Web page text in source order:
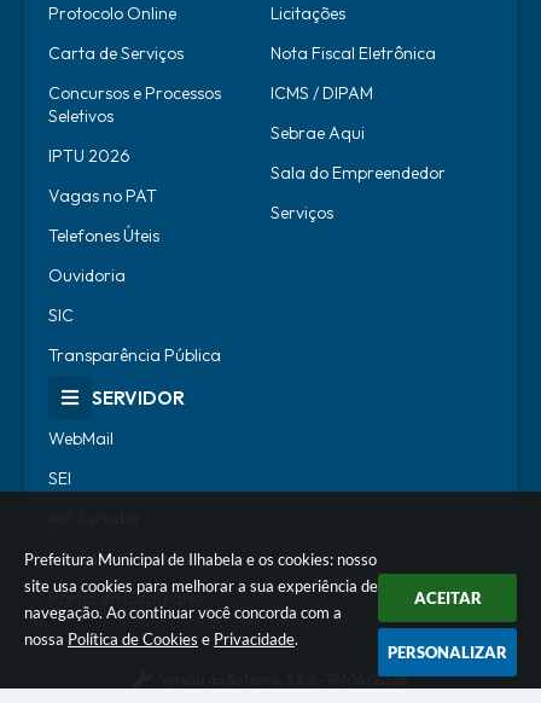
Prefeitura Municipal de Ilhabela e os cookies: nosso
site usa cookies para melhorar a sua experiência de
navegação. Ao continuar você concorda com a
nossa Política de Cookies e Privacidade.
ACEITAR
PERSONALIZAR
Protocolo Online
Carta de Serviços
Concursos e Processos
Seletivos
IPTU 2026
Vagas no PAT
Telefones Úteis
Ouvidoria
SIC
Transparência Pública
Licitações
Nota Fiscal Eletrônica
ICMS / DIPAM
Sebrae Aqui
Sala do Empreendedor
Serviços
SERVIDOR
WebMail
SEI
Escola de Governo
Portal do Estagiário
3.5.3 - 19/06/2026